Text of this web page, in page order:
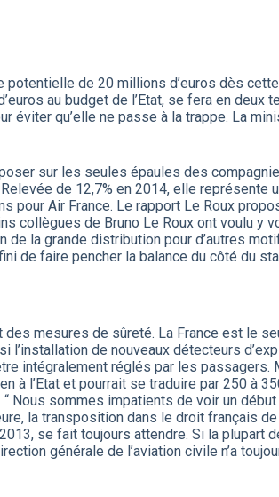
de 20 millions d’euros dès
au budget de l’Etat, se fera en deux
éviter qu’elle ne passe à la trappe. La
sur les seules épaules des
de 12,7% en 2014, elle représente
pour Air France. Le rapport Le Roux
collègues de Bruno Le Roux ont voulu y
de la grande distribution pour d’autres
de faire pencher la balance du côté du
des mesures de sûreté. La France est le
l’installation de nouveaux détecteurs
intégralement réglés par les passagers.
à l’Etat et pourrait se traduire par 250 à
Nous sommes impatients de voir un début
la transposition dans le droit français
se fait toujours attendre. Si la plupart
générale de l’aviation civile n’a